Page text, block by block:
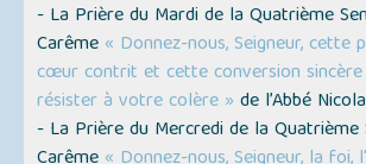
- La Prière du Mardi de la Quatrième
Carême « Donnez-nous, Seigneur, cette
cœur contrit et cette conversion
résister à votre colère » de l’Abbé
- La Prière du Mercredi de la Quatrième